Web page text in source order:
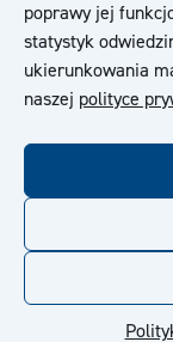
poprawy jej
statystyk
ukierunkowania
naszej polityce
OWS
© Kiilto 2026